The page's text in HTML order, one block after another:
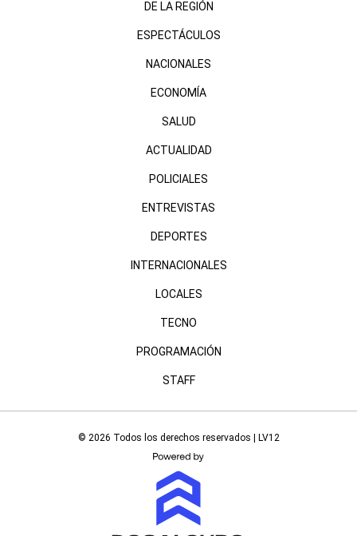
DE LA REGIÓN
ESPECTÁCULOS
NACIONALES
ECONOMÍA
SALUD
ACTUALIDAD
POLICIALES
ENTREVISTAS
DEPORTES
INTERNACIONALES
LOCALES
TECNO
PROGRAMACIÓN
STAFF
© 2026 Todos los derechos reservados | LV12